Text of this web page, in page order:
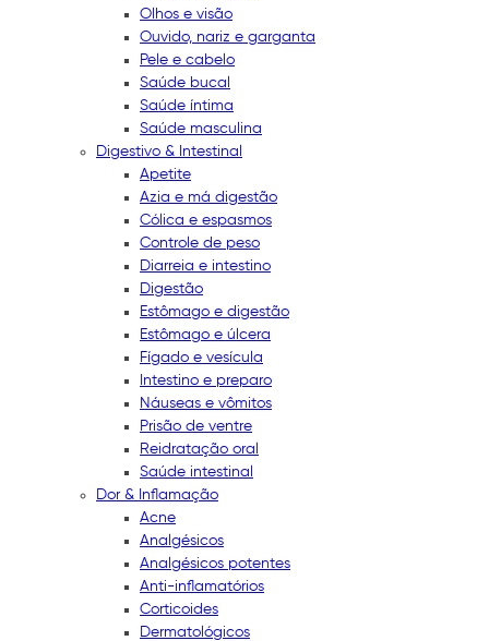
Olhos e visão
Ouvido, nariz e garganta
Pele e cabelo
Saúde bucal
Saúde íntima
Saúde masculina
Digestivo & Intestinal
Apetite
Azia e má digestão
Cólica e espasmos
Controle de peso
Diarreia e intestino
Digestão
Estômago e digestão
Estômago e úlcera
Fígado e vesícula
Intestino e preparo
Náuseas e vômitos
Prisão de ventre
Reidratação oral
Saúde intestinal
Dor & Inflamação
Acne
Analgésicos
Analgésicos potentes
Anti-inflamatórios
Corticoides
Dermatológicos